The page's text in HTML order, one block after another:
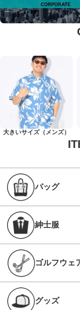
大きいサイズ（メンズ）
バッグ
紳士服
ゴルフウェ
グッズ